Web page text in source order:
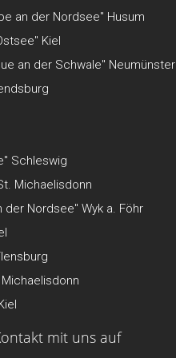
an der Nordsee" Husum
Kiel
an der Schwale" Neumünster
Schleswig
Michaelisdonn
der Nordsee" Wyk a. Föhr
mit uns auf